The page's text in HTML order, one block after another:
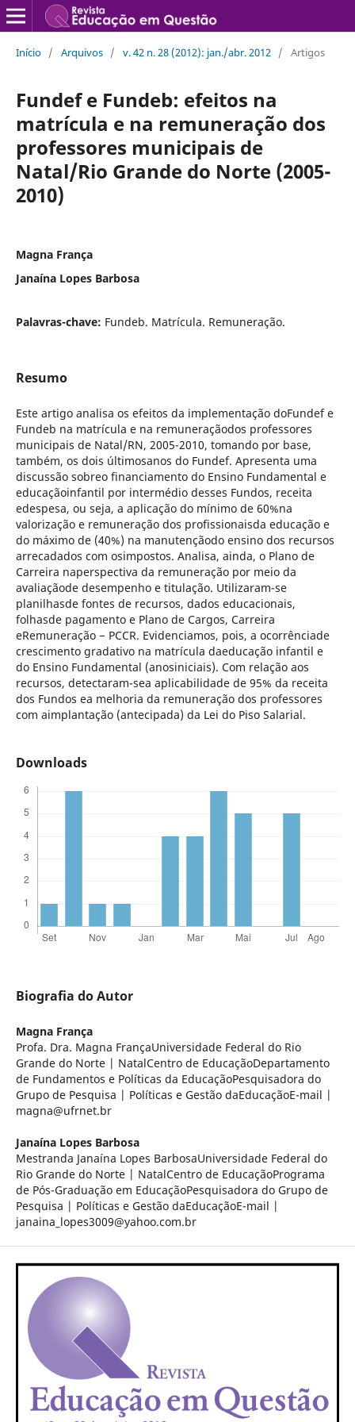
Início / Arquivos / v. 42 n. 28 (2012): jan./abr. 2012 / Artigos
Fundef e Fundeb: efeitos na
matrícula e na remuneração dos
professores municipais de
Natal/Rio Grande do Norte (2005-
2010)
Magna França
Janaína Lopes Barbosa
Palavras-chave: Fundeb. Matrícula. Remuneração.
Resumo
Este artigo analisa os efeitos da implementação doFundef e
Fundeb na matrícula e na remuneraçãodos professores
municipais de Natal/RN, 2005-2010, tomando por base,
também, os dois últimosanos do Fundef. Apresenta uma
discussão sobreo financiamento do Ensino Fundamental e
educaçãoinfantil por intermédio desses Fundos, receita
edespesa, ou seja, a aplicação do mínimo de 60%na
valorização e remuneração dos profissionaisda educação e
do máximo de (40%) na manutençãodo ensino dos recursos
arrecadados com osimpostos. Analisa, ainda, o Plano de
Carreira naperspectiva da remuneração por meio da
avaliaçãode desempenho e titulação. Utilizaram-se
planilhasde fontes de recursos, dados educacionais,
folhasde pagamento e Plano de Cargos, Carreira
eRemuneração − PCCR. Evidenciamos, pois, a ocorrênciade
crescimento gradativo na matrícula daeducação infantil e
do Ensino Fundamental (anosiniciais). Com relação aos
recursos, detectaram-sea aplicabilidade de 95% da receita
dos Fundos ea melhoria da remuneração dos professores
com aimplantação (antecipada) da Lei do Piso Salarial.
Downloads
Biografia do Autor
Magna França
Profa. Dra. Magna FrançaUniversidade Federal do Rio
Grande do Norte | NatalCentro de EducaçãoDepartamento
de Fundamentos e Políticas da EducaçãoPesquisadora do
Grupo de Pesquisa | Políticas e Gestão daEducaçãoE-mail |
magna@ufrnet.br
Janaína Lopes Barbosa
Mestranda Janaína Lopes BarbosaUniversidade Federal do
Rio Grande do Norte | NatalCentro de EducaçãoPrograma
de Pós-Graduação em EducaçãoPesquisadora do Grupo de
Pesquisa | Políticas e Gestão daEducaçãoE-mail |
janaina_lopes3009@yahoo.com.br